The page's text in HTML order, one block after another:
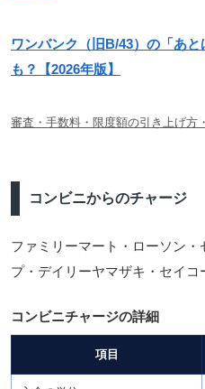
ワンバンク（旧B/43）の「あ
も？【2026年版】
審査・手数料・限度額の引き上げ方
コンビニからのチャージ
ファミリーマート・ローソン
プ・デイリーヤマザキ・セイコ
コンビニチャージの詳細
項目